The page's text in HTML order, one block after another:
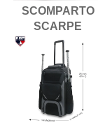
SCOMPARTO
SCARPE